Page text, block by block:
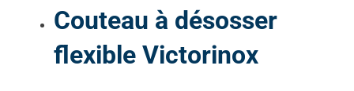
Couteau à désosser
flexible Victorinox